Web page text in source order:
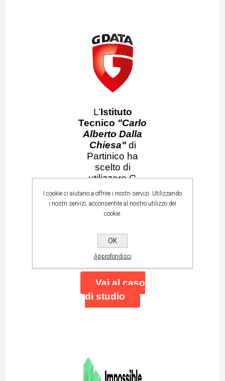
L’Istituto
Tecnico "Carlo
Alberto Dalla
Chiesa" di
Partinico ha
scelto di
utilizzare G
DATA Endpoint
Protection
Business come
protezione di tutti
i dispositivi
dell’Istituto
Vai al caso
di studio
I cookie ci aiutano a offrire i nostri servizi. Utilizzando
i nostri servizi, acconsentite al nostro utilizzo dei
cookie.
OK
Approfondisci